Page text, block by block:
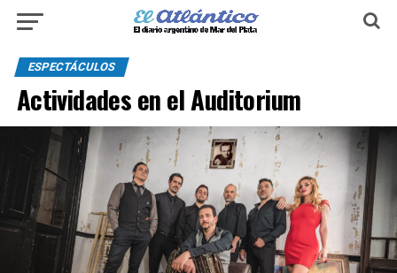
ESPECTÁCULOS
Actividades en el Auditorium